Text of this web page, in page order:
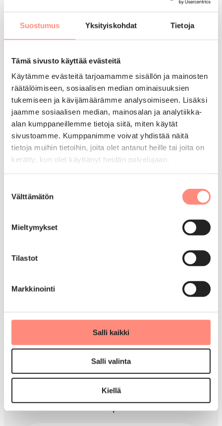
Suostumus Yksityiskohdat Tietoja
Tämä sivusto käyttää evästeitä
Käytämme evästeitä tarjoamamme sisällön ja mainosten
räätälöimiseen, sosiaalisen median ominaisuuksien
tukemiseen ja kävijämäärämme analysoimiseen. Lisäksi
jaamme sosiaalisen median, mainosalan ja analytiikka-
alan kumppaneillemme tietoja siitä, miten käytät
sivustoamme. Kumppanimme voivat yhdistää näitä
tietoja muihin tietoihin, joita olet antanut heille tai joita on
kerätty, kun olet käyttänyt heidän palvelujaan.
valinta
Välttämätön
Mieltymykset
Tilastot
Markkinointi
Salli kaikki
Salli valinta
Kiellä
Punkaharju
Kunnonpaikka
Vuorela
Kylpylähotelli Rauhalahti
Kuopio